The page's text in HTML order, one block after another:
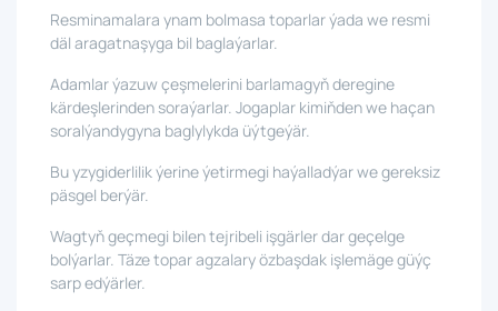
Resminamalara ynam bolmasa toparlar ýada we resmi
däl aragatnaşyga bil baglaýarlar.
Adamlar ýazuw çeşmelerini barlamagyň deregine
kärdeşlerinden soraýarlar. Jogaplar kimiňden we haçan
soralýandygyna baglylykda üýtgeýär.
Bu yzygiderlilik ýerine ýetirmegi haýalladýar we gereksiz
päsgel berýär.
Wagtyň geçmegi bilen tejribeli işgärler dar geçelge
bolýarlar. Täze topar agzalary özbaşdak işlemäge güýç
sarp edýärler.